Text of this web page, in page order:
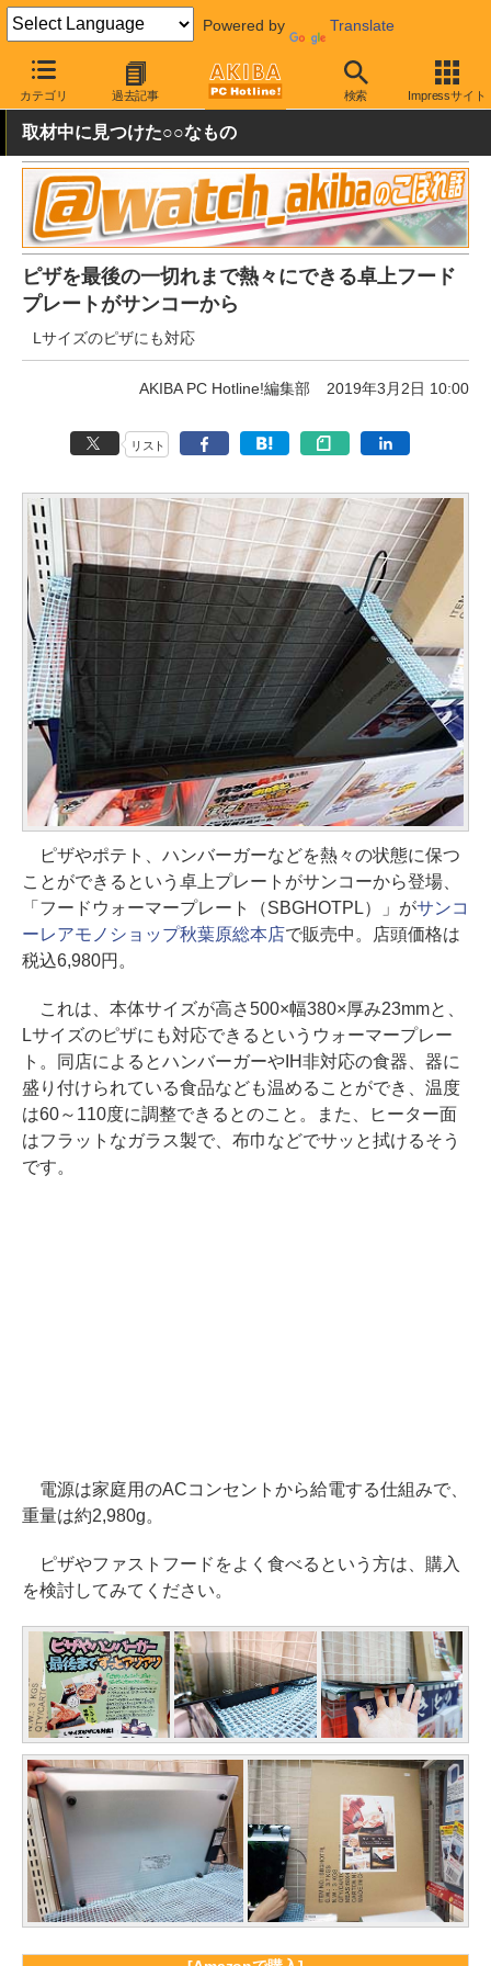
Powered by Translate
カテゴリ 過去記事 検索 Impressサイト
AKIBA PC Hotline! おもしろグッズ・キャラもの おもしろグッズ
取材中に見つけた○○なもの
ピザを最後の一切れまで熱々にできる卓上フード
プレートがサンコーから
Lサイズのピザにも対応
AKIBA PC Hotline!編集部 2019年3月2日 10:00
リスト
ピザやポテト、ハンバーガーなどを熱々の状態に保つ
ことができるという卓上プレートがサンコーから登場、
「フードウォーマープレート（SBGHOTPL）」がサンコ
ーレアモノショップ秋葉原総本店で販売中。店頭価格は
税込6,980円。
これは、本体サイズが高さ500×幅380×厚み23mmと、
Lサイズのピザにも対応できるというウォーマープレー
ト。同店によるとハンバーガーやIH非対応の食器、器に
盛り付けられている食品なども温めることができ、温度
は60～110度に調整できるとのこと。また、ヒーター面
はフラットなガラス製で、布巾などでサッと拭けるそう
です。
電源は家庭用のACコンセントから給電する仕組みで、
重量は約2,980g。
ピザやファストフードをよく食べるという方は、購入
を検討してみてください。